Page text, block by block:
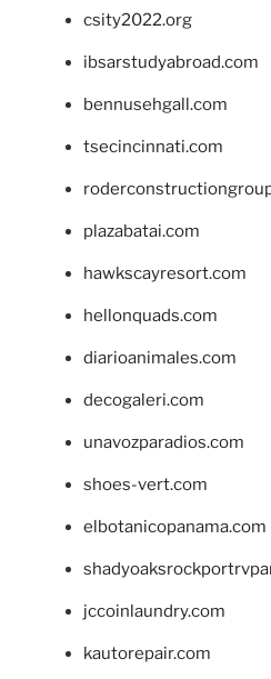
csity2022.org
ibsarstudyabroad.com
bennusehgall.com
tsecincinnati.com
plazabatai.com
hawkscayresort.com
hellonquads.com
diarioanimales.com
decogaleri.com
unavozparadios.com
shoes-vert.com
elbotanicopanama.com
jccoinlaundry.com
kautorepair.com